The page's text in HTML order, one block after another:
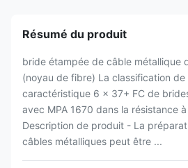
Résumé du produit
bride étampée de câble métallique
(noyau de fibre) La classification
caractéristique 6 x 37+ FC de
avec MPA 1670 dans la résistance
Description de produit - La
câbles métalliques peut être ...